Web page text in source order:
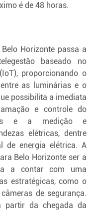
é de 48 horas.
Horizonte passa a
baseado no
proporcionando o
as luminárias e o
possibilita a imediata
e controle do
e a medição e
elétricas, dentre
de energia elétrica. A
Belo Horizonte ser a
a contar com uma
estratégicas, como o
de segurança.
partir da chegada da